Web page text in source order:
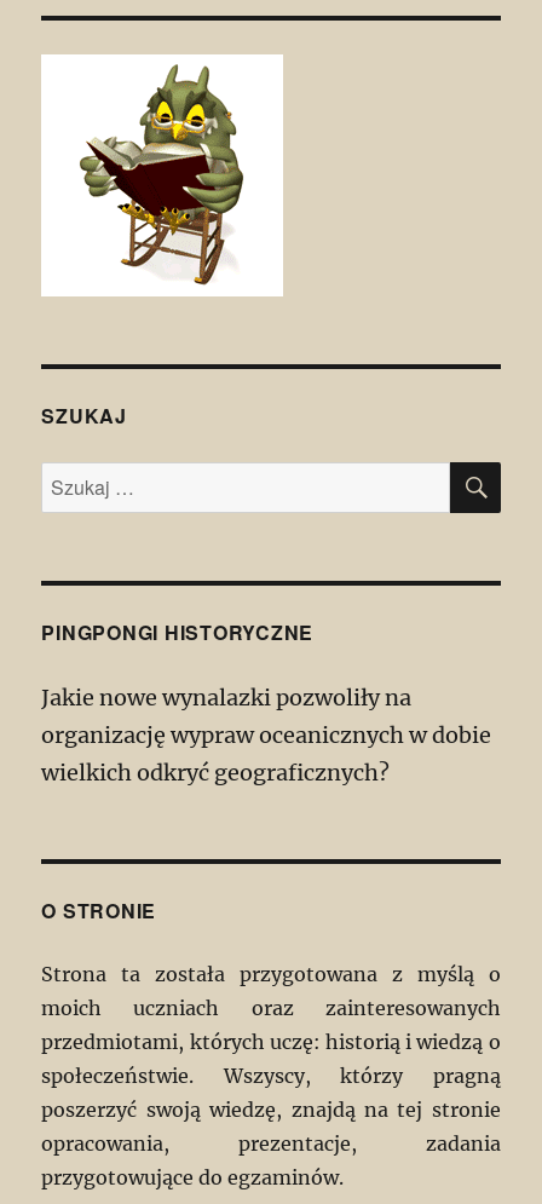
SZUKAJ
Szukaj:
PINGPONGI HISTORYCZNE
Jakie nowe wynalazki pozwoliły na
organizację wypraw oceanicznych w dobie
wielkich odkryć geograficznych?
O STRONIE
Strona ta została przygotowana z myślą o
moich uczniach oraz zainteresowanych
przedmiotami, których uczę: historią i wiedzą o
społeczeństwie. Wszyscy, którzy pragną
poszerzyć swoją wiedzę, znajdą na tej stronie
opracowania, prezentacje, zadania
przygotowujące do egzaminów.